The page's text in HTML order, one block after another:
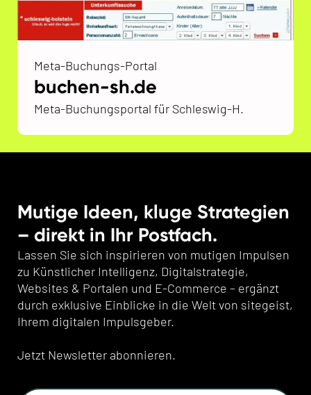
Meta-Buchungs-Portal
buchen-sh.de
Meta-Buchungsportal für Schleswig-H.
Mutige Ideen, kluge Strategien
– direkt in Ihr Postfach.
Lassen Sie sich inspirieren von mutigen Impulsen
zu Künstlicher Intelligenz, Digitalstrategie,
Websites & Portalen und E-Commerce – ergänzt
durch exklusive Einblicke in die Welt von sitegeist,
Ihrem digitalen Impulsgeber.
Jetzt Newsletter abonnieren.